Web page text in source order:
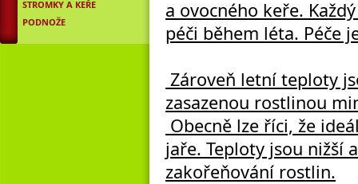
STROMKY A KEŘE
PODNOŽE
a ovocného keře.
péči během léta. Péče
Zároveň letní teploty
zasazenou rostlinou
Obecně lze říci, že
jaře. Teploty jsou nižší
zakořeňování rostlin.